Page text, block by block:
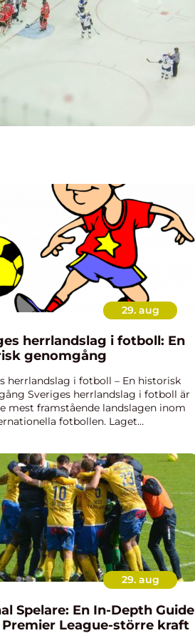
29. aug
herrlandslag i fotboll: En
genomgång
herrlandslag i fotboll – En historisk
Sveriges herrlandslag i fotboll är
mest framstående landslagen inom
fotbollen. Laget
29. aug
Spelare: En In-Depth Guide
League-större kraft